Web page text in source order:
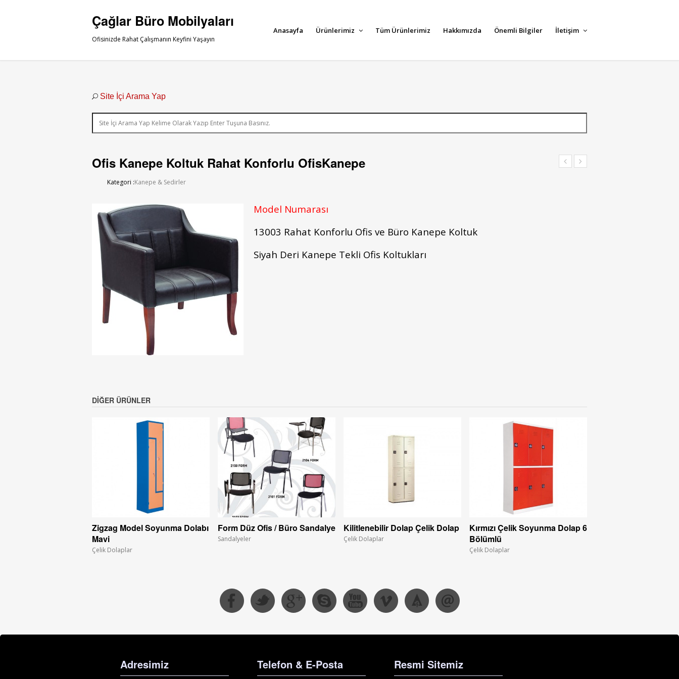
Çağlar Büro Mobilyaları
Ofisinizde Rahat Çalışmanın Keyfini Yaşayın
Anasayfa Ürünlerimiz Tüm Ürünlerimiz Hakkımızda Önemli Bilgiler İletişim
Site İçi Arama Yap
Ofis Kanepe Koltuk Rahat Konforlu OfisKanepe
Kategori :Kanepe & Sedirler
Model Numarası
13003 Rahat Konforlu Ofis ve Büro Kanepe Koltuk
Siyah Deri Kanepe Tekli Ofis Koltukları
DIĞER ÜRÜNLER
Zigzag Model Soyunma Dolabı
Mavi
Çelik Dolaplar
Form Düz Ofis / Büro Sandalye
Sandalyeler
Kilitlenebilir Dolap Çelik Dolap
Çelik Dolaplar
Kırmızı Çelik Soyunma Dolap 6
Bölümlü
Çelik Dolaplar
Adresimiz Telefon & E-Posta Resmi Sitemiz